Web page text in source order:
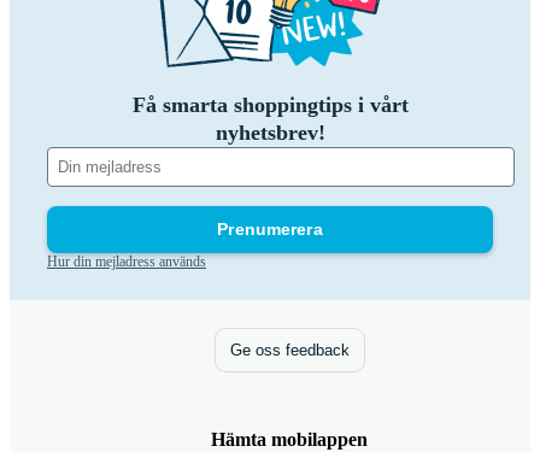
Få smarta shoppingtips i vårt
nyhetsbrev!
Prenumerera
Hur din mejladress används
Ge oss feedback
Hämta mobilappen